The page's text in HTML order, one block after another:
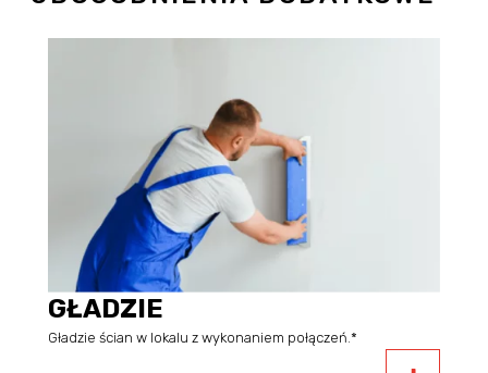
GŁADZIE
Gładzie ścian w lokalu z wykonaniem połączeń.*